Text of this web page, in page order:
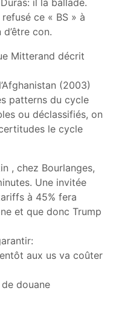
ce « BS » à
con.
Mitterand décrit
(2003)
patterns du cycle
ou déclassifiés, on
le cycle
, chez Bourlanges,
Une invitée
à 45% fera
et que donc Trump
aux us va coûter
douane